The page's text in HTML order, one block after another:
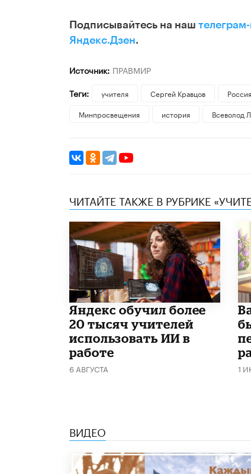
Подписывайтесь на наш
Яндекс.Дзен.
Источник: ПРАВМИР
Теги:
учителя Сергей Кравцов Россия
Минпросвещения
история ​Всеволод
ЧИТАЙТЕ ТАКЖЕ В РУБРИКЕ
​Яндекс обучил более
20 тысяч учителей
использовать ИИ в
работе
6 АВГУСТА 1
ВИДЕО